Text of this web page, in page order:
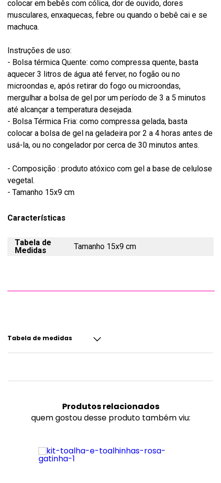
colocar em bebês com cólica, dor de ouvido, dores
musculares, enxaquecas, febre ou quando o bebê cai e se
machuca.
Instruções de uso:
- Bolsa térmica Quente: como compressa quente, basta
aquecer 3 litros de água até ferver, no fogão ou no
microondas e, após retirar do fogo ou microondas,
mergulhar a bolsa de gel por um período de 3 a 5 minutos
até alcançar a temperatura desejada.
- Bolsa Térmica Fria: como compressa gelada, basta
colocar a bolsa de gel na geladeira por 2 a 4 horas antes de
usá-la, ou no congelador por cerca de 30 minutos antes.
- Composição : produto atóxico com gel a base de celulose
vegetal.
- Tamanho 15x9 cm
Características
Tabela de
Medidas
Tamanho 15x9 cm
Tabela de medidas
Produtosrelacionados
quem gostou desse produto também viu: